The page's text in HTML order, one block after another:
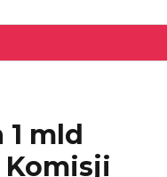
mld